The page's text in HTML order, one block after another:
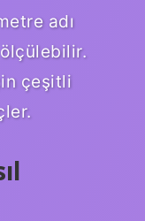
adı
çeşitli